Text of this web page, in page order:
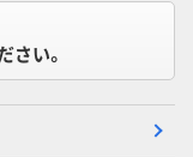
さい。